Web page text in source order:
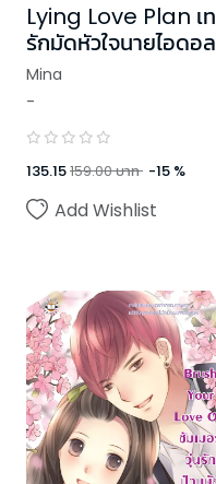
Lying Love Plan เท
รักมัดหัวใจนายไอดอล
ตัวแสบ
Mina
-
135.15159.00บาท -15 %
Add Wishlist